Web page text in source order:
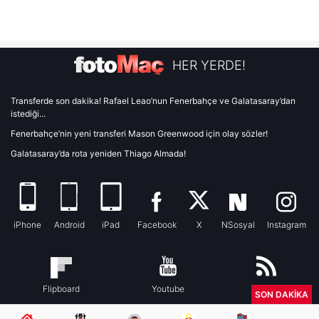
HER YERDE!
Transferde son dakika! Rafael Leao’nun Fenerbahçe ve Galatasaray’dan
istediği...
Fenerbahçe’nin yeni transferi Mason Greenwood için olay sözler!
Galatasaray’da rota yeniden Thiago Almada!
iPhone Android iPad Facebook X NSosyal Instagram
Flipboard Youtube RSS
SON DAKİKA